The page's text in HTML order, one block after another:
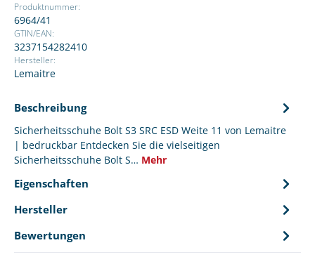
Produktnummer:
6964/41
GTIN/EAN:
3237154282410
Hersteller:
Lemaitre
Beschreibung
Sicherheitsschuhe Bolt S3 SRC ESD Weite 11 von Lemaitre
| bedruckbar Entdecken Sie die vielseitigen
Sicherheitsschuhe Bolt S… Mehr
Eigenschaften
Hersteller
Bewertungen